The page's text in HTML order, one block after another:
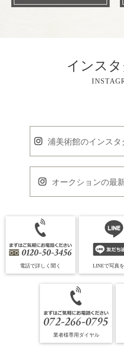
インス
浦美術館のインス
オークションの最
電話で詳しく聞く LINEで写真
業者様専用ダイヤル